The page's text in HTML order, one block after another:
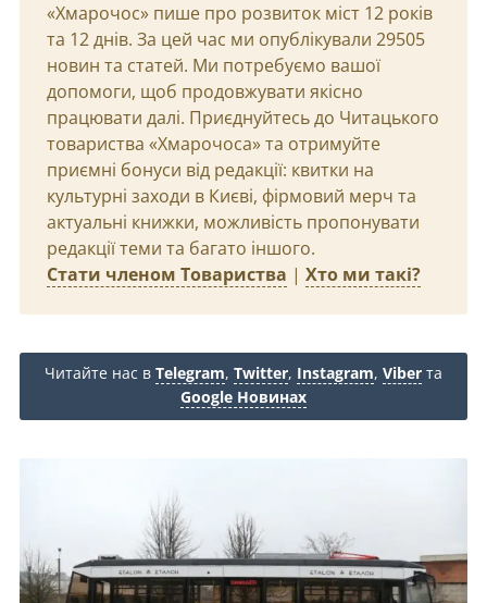
«Хмарочос» пише про розвиток міст 12 років
та 12 днів. За цей час ми опублікували 29505
новин та статей. Ми потребуємо вашої
допомоги, щоб продовжувати якісно
працювати далі. Приєднуйтесь до Читацького
товариства «Хмарочоса» та отримуйте
приємні бонуси від редакції: квитки на
культурні заходи в Києві, фірмовий мерч та
актуальні книжки, можливість пропонувати
редакції теми та багато іншого.
Стати членом Товариства | Хто ми такі?
Читайте нас в Telegram, Twitter, Instagram, Viber та
Google Новинах